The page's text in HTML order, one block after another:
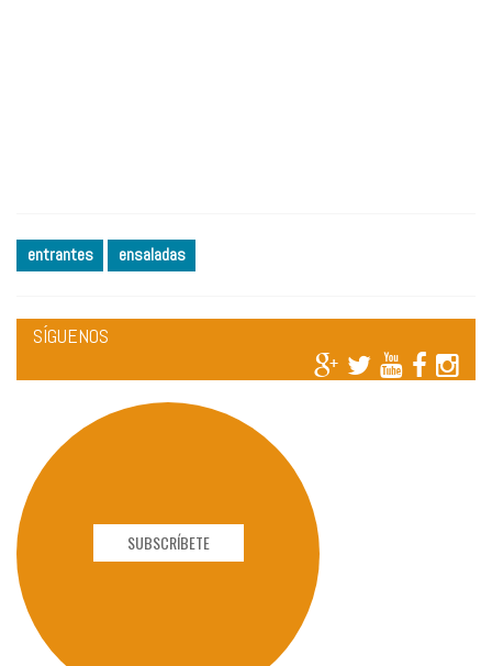
entrantes ensaladas
SÍGUENOS
SUBSCRÍBETE